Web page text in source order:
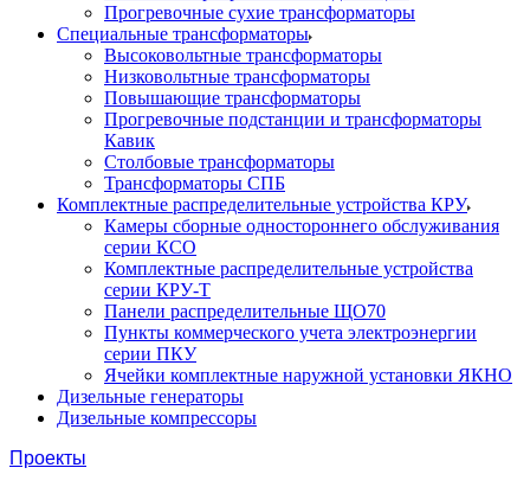
Прогревочные сухие трансформаторы
Специальные трансформаторы
Высоковольтные трансформаторы
Низковольтные трансформаторы
Повышающие трансформаторы
Прогревочные подстанции и трансформаторы
Кавик
Столбовые трансформаторы
Трансформаторы СПБ
Комплектные распределительные устройства КРУ
Камеры сборные одностороннего обслуживания
серии КСО
Комплектные распределительные устройства
серии КРУ-Т
Панели распределительные ЩО70
Пункты коммерческого учета электроэнергии
серии ПКУ
Ячейки комплектные наружной установки ЯКНО
Дизельные генераторы
Дизельные компрессоры
Проекты